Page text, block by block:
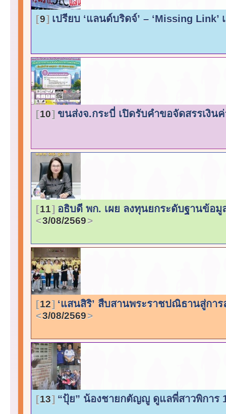
9 เปรียบ ‘แลนด์บริดจ์’ – ‘Missing
10 ขนส่งจ.กระบี่ เปิดรับคำขอจัดสรรเงิ
11 อธิบดี พก. เผย ลงทุนยกระดับฐานข้อ
3/08/2569
12 ‘แสนสิริ’ สืบสานพระราชปณิธานสู่กา
3/08/2569
13 “ปุ้ย” น้องชายกตัญญู ดูแลพี่สาวพิการ